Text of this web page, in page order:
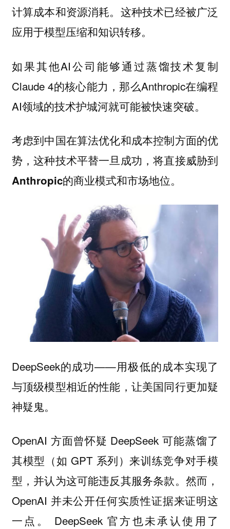
计算成本和资源消耗。这种技术已经被广泛
应用于模型压缩和知识转移。
如果其他AI公司能够通过蒸馏技术复制
Claude 4的核心能力，那么Anthropic在编程
AI领域的技术护城河就可能被快速突破。
考虑到中国在算法优化和成本控制方面的优
势，这种技术平替一旦成功，将直接威胁到
Anthropic的商业模式和市场地位。
DeepSeek的成功——用极低的成本实现了
与顶级模型相近的性能，让美国同行更加疑
神疑鬼。
OpenAI 方面曾怀疑 DeepSeek 可能蒸馏了
其模型（如 GPT 系列）来训练竞争对手模
型，并认为这可能违反其服务条款。然而，
OpenAI 并未公开任何实质性证据来证明这
一点。 DeepSeek 官方也未承认使用了